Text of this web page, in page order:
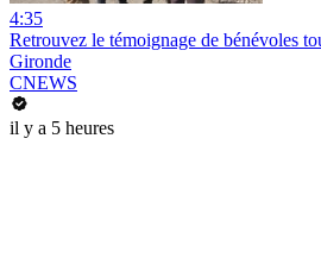
4:35
Retrouvez le témoignage de bénévoles
Gironde
CNEWS
il y a 5 heures